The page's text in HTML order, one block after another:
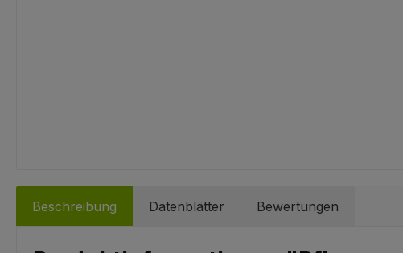
Beschreibung Datenblätter Bewertungen